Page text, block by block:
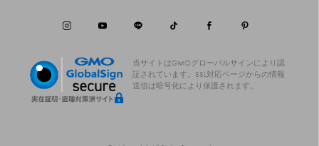
当サイトはGMOグローバルサインにより認
証されています。
SSL対応ページからの情報
送信は暗号化により保護されます。